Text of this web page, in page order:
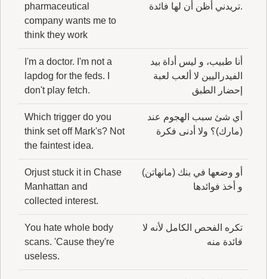
.تريدني أظن أن لها فائدة
pharmaceutical
company wants me to
think they work
أنا طبيب، و ليس أداة بيد
الفيدراليين لا ألعب لعبة
إحضار الطبق
I'm a doctor. I'm not a
lapdog for the feds. I
don't play fetch.
أي شئ سبب الهجوم عند
(مارك)؟ ولا أدنى فكرة
Which trigger do you
think set off Mark's? Not
the faintest idea.
أو وضعها في بنك (مانهاتن)
و أخذ فوائدها
Orjust stuck it in Chase
Manhattan and
collected interest.
تكره الفحص الكامل لأنه لا
فائدة منه
You hate whole body
scans. 'Cause they're
useless.